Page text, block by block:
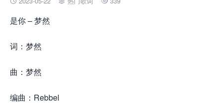
是你 – 梦然
词：梦然
曲：梦然
编曲：Rebbel